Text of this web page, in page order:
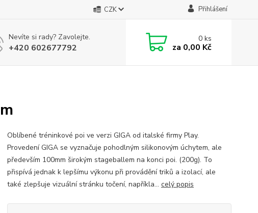
CZK Přihlášení
Nevíte si rady? Zavolejte.
+420 602677792
0ks
za 0,00 Kč
Oblíbené tréninkové poi ve verzi GIGA od italské firmy Play.
Provedení GIGA se vyznačuje pohodlným silikonovým úchytem, ale
především 100mm širokým stageballem na konci poi. (200g). To
přispívá jednak k lepšímu výkonu při provádění triků a izolací, ale
také zlepšuje vizuální stránku točení, napříkla... celý popis